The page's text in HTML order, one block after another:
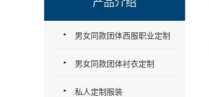
产品介绍
男女同款团体西服职业定制
男女同款团体衬衣定制
私人定制服装